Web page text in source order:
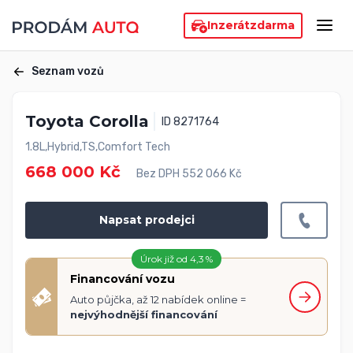
Inzerátzdarma
Seznam vozů
Toyota Corolla
ID 8271764
1.8L,Hybrid,TS,Comfort Tech
668 000 Kč Bez DPH 552 066 Kč
Napsat prodejci
Úrok již od 4,3 %
Financování vozu
Auto půjčka, až 12 nabídek online =
nejvýhodnější financování